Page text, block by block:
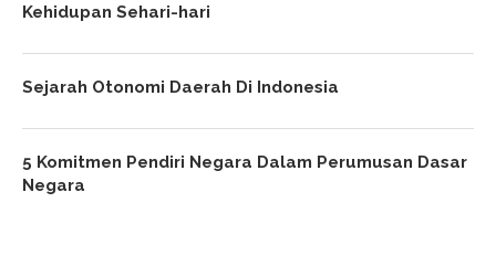
Kehidupan Sehari-hari
Sejarah Otonomi Daerah Di Indonesia
5 Komitmen Pendiri Negara Dalam Perumusan Dasar
Negara